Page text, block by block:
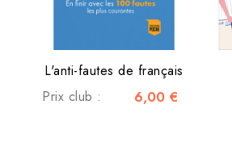
L'anti-fautes de français
Prix club :
6,00 €